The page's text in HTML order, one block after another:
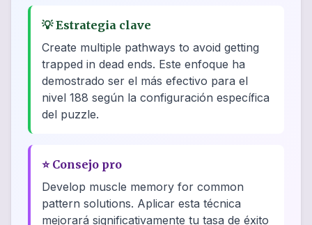
💡Estrategia clave
Create multiple pathways to avoid getting
trapped in dead ends. Este enfoque ha
demostrado ser el más efectivo para el
nivel 188 según la configuración específica
del puzzle.
⭐ Consejo pro
Develop muscle memory for common
pattern solutions. Aplicar esta técnica
mejorará significativamente tu tasa de éxito